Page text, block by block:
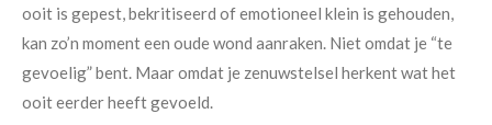
ooit is gepest, bekritiseerd of emotioneel klein is gehouden,
kan zo’n moment een oude wond aanraken. Niet omdat je “te
gevoelig” bent. Maar omdat je zenuwstelsel herkent wat het
ooit eerder heeft gevoeld.